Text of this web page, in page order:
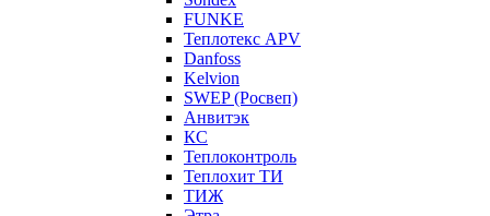
FUNKE
Теплотекс APV
Danfoss
Kelvion
SWEP (Росвеп)
Анвитэк
КС
Теплоконтроль
Теплохит ТИ
ТИЖ